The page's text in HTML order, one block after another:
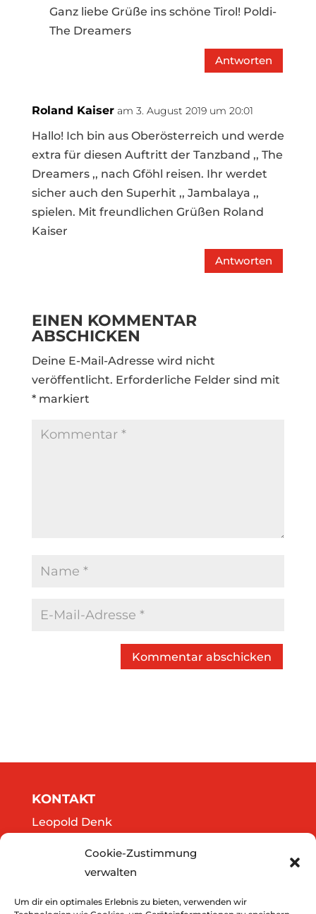
Cookie-Zustimmung
verwalten
Um dir ein optimales Erlebnis zu bieten, verwenden wir
Ganz liebe Grüße ins schöne Tirol! Poldi-
The Dreamers
Antworten
Roland Kaiser am 3. August 2019 um 20:01
Hallo! Ich bin aus Oberösterreich und werde
extra für diesen Auftritt der Tanzband ,, The
Dreamers ,, nach Gföhl reisen. Ihr werdet
sicher auch den Superhit ,, Jambalaya ,,
spielen. Mit freundlichen Grüßen Roland
Kaiser
Antworten
EINEN KOMMENTAR
ABSCHICKEN
Deine E-Mail-Adresse wird nicht
veröffentlicht. Erforderliche Felder sind mit
*markiert
Kommentar abschicken
KONTAKT
Leopold Denk
A-3500 Krems
Tel.: 0664/2020141
office@thedreamers.at